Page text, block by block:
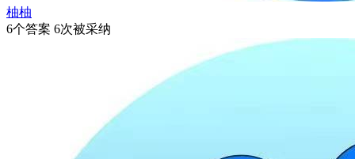
柚柚
6个答案 6次被采纳